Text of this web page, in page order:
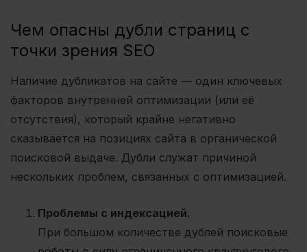
Чем опасны дубли страниц с
точки зрения SEO
Наличие дубликатов на сайте — один ключевых
факторов внутренней оптимизации (или её
отсутствия), который крайне негативно
сказывается на позициях сайта в органической
поисковой выдаче. Дубли служат причиной
нескольких проблем, связанных с оптимизацией.
Проблемы с индексацией.
При большом количестве дублей поисковые